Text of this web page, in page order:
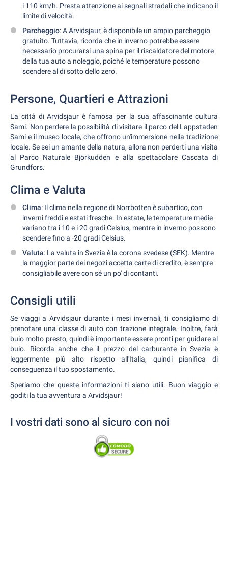
i 110 km/h. Presta attenzione ai segnali stradali che indicano il
limite di velocità.
Parcheggio: A Arvidsjaur, è disponibile un ampio parcheggio
gratuito. Tuttavia, ricorda che in inverno potrebbe essere
necessario procurarsi una spina per il riscaldatore del motore
della tua auto a noleggio, poiché le temperature possono
scendere al di sotto dello zero.
Persone, Quartieri e Attrazioni
La città di Arvidsjaur è famosa per la sua affascinante cultura
Sami. Non perdere la possibilità di visitare il parco del Lappstaden
Sami e il museo locale, che offrono un'immersione nella tradizione
locale. Se sei un amante della natura, allora non perderti una visita
al Parco Naturale Björkudden e alla spettacolare Cascata di
Grundfors.
Clima e Valuta
Clima: Il clima nella regione di Norrbotten è subartico, con
inverni freddi e estati fresche. In estate, le temperature medie
variano tra i 10 e i 20 gradi Celsius, mentre in inverno possono
scendere fino a -20 gradi Celsius.
Valuta: La valuta in Svezia è la corona svedese (SEK). Mentre
la maggior parte dei negozi accetta carte di credito, è sempre
consigliabile avere con sé un po' di contanti.
Consigli utili
Se viaggi a Arvidsjaur durante i mesi invernali, ti consigliamo di
prenotare una classe di auto con trazione integrale. Inoltre, farà
buio molto presto, quindi è importante essere pronti per guidare al
buio. Ricorda anche che il prezzo del carburante in Svezia è
leggermente più alto rispetto all'Italia, quindi pianifica di
conseguenza il tuo spostamento.
Speriamo che queste informazioni ti siano utili. Buon viaggio e
goditi la tua avventura a Arvidsjaur!
I vostri dati sono al sicuro con noi